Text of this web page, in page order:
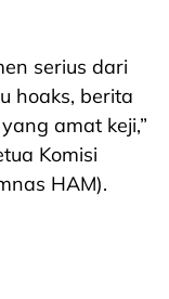
serius dari
hoaks, berita
amat keji,”
Komisi
HAM).